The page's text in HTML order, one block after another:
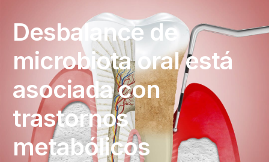
Desbalance de
microbiota oral está
asociada con
trastornos
metabólicos